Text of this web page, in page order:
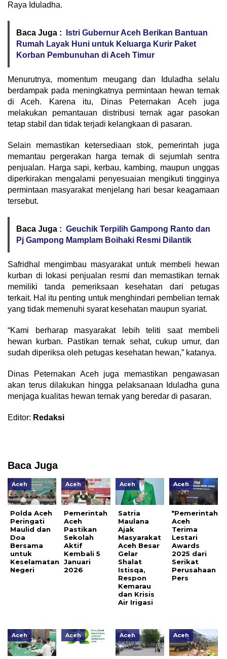
Raya Iduladha.
Baca Juga :
Istri Gubernur Aceh Berikan Bantuan
Rumah Layak Huni untuk Keluarga Kurir Paket
Korban Pembunuhan di Aceh Timur
Menurutnya, momentum meugang dan Iduladha selalu
berdampak pada meningkatnya permintaan hewan ternak
di Aceh. Karena itu, Dinas Peternakan Aceh juga
melakukan pemantauan distribusi ternak agar pasokan
tetap stabil dan tidak terjadi kelangkaan di pasaran.
Selain memastikan ketersediaan stok, pemerintah juga
memantau pergerakan harga ternak di sejumlah sentra
penjualan. Harga sapi, kerbau, kambing, maupun unggas
diperkirakan mengalami penyesuaian mengikuti tingginya
permintaan masyarakat menjelang hari besar keagamaan
tersebut.
Baca Juga : Geuchik Terpilih Gampong Ranto dan
Pj Gampong Mamplam Boihaki Resmi Dilantik
Safridhal mengimbau masyarakat untuk membeli hewan
kurban di lokasi penjualan resmi dan memastikan ternak
memiliki tanda pemeriksaan kesehatan dari petugas
terkait. Hal itu penting untuk menghindari pembelian ternak
yang tidak memenuhi syarat kesehatan maupun syariat.
“Kami berharap masyarakat lebih teliti saat membeli
hewan kurban. Pastikan ternak sehat, cukup umur, dan
sudah diperiksa oleh petugas kesehatan hewan,” katanya.
Dinas Peternakan Aceh juga memastikan pengawasan
akan terus dilakukan hingga pelaksanaan Iduladha guna
menjaga kualitas hewan ternak yang beredar di pasaran.
Editor: Redaksi
Baca Juga
Aceh
Polda Aceh
Peringati
Maulid dan
Doa
Bersama
untuk
Keselamatan
Negeri
Aceh
Pemerintah
Aceh
Pastikan
Sekolah
Aktif
Kembali 5
Januari
2026
Aceh
Satria
Maulana
Ajak
Masyarakat
Aceh Besar
Gelar
Shalat
Istisqa,
Respon
Kemarau
dan Krisis
Air Irigasi
Aceh
*Pemerintah
Aceh
Terima
Lestari
Awards
2025 dari
Serikat
Perusahaan
Pers
Aceh Aceh Aceh Aceh